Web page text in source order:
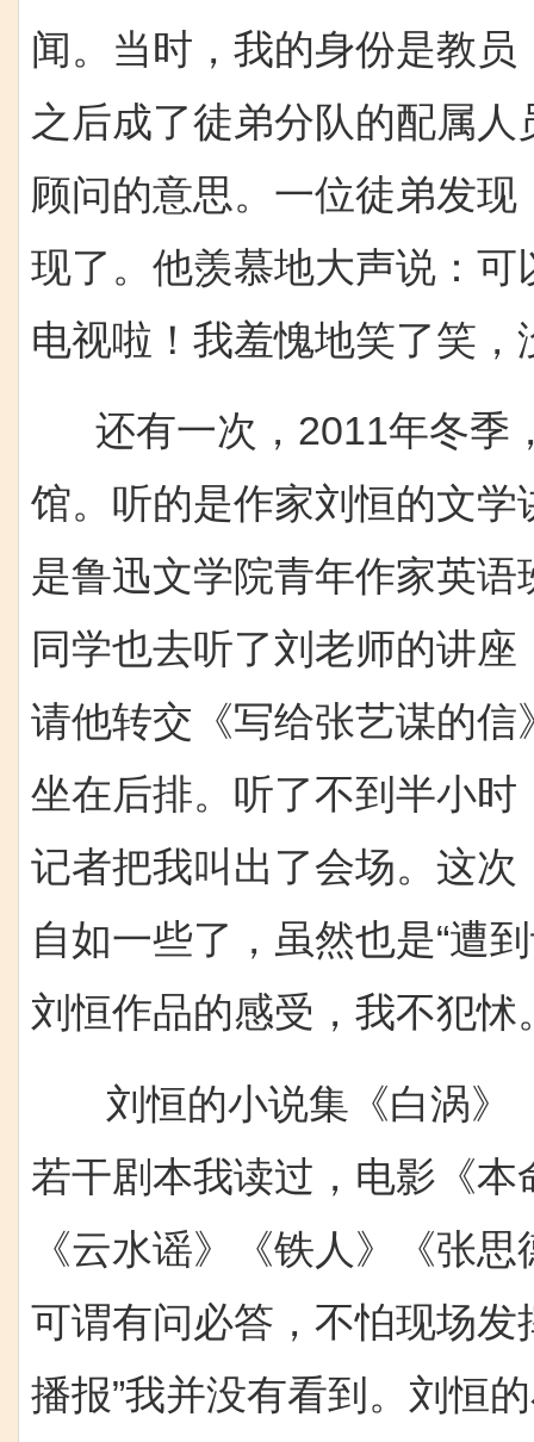
闻。当时，我的身份是教
之后成了徒弟分队的配属
顾问的意思。一位徒弟发
现了。他羡慕地大声说：
电视啦！我羞愧地笑了笑，
还有一次，2011年冬季
馆。听的是作家刘恒的文
是鲁迅文学院青年作家英
同学也去听了刘老师的讲
请他转交《写给张艺谋的信
坐在后排。听了不到半小
记者把我叫出了会场。这
自如一些了，虽然也是“遭
刘恒作品的感受，我不犯怵
刘恒的小说集《白涡》
若干剧本我读过，电影《本
《云水谣》《铁人》《张
可谓有问必答，不怕现场发
播报”我并没有看到。刘恒